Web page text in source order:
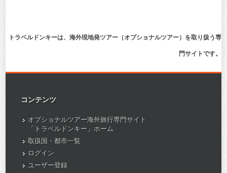
トラベルドンキーは、海外現地発ツアー（オプショナルツアー）を取り扱う専
門サイトです。
コンテンツ
オプショナルツアー海外旅行専門サイト
「トラベルドンキー」ホーム
取扱国・都市一覧
ログイン
ユーザー登録